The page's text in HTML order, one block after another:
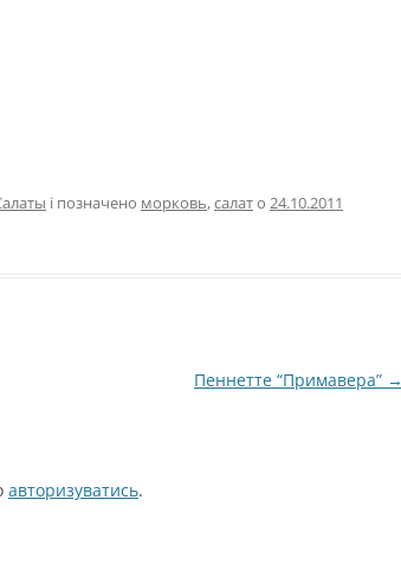
і позначено морковь,салато 24.10.2011
Пеннетте “Примавера” →
авторизуватись.